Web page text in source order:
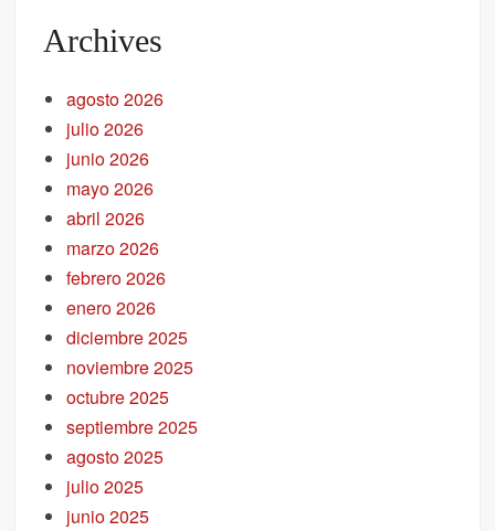
Archives
agosto 2026
julio 2026
junio 2026
mayo 2026
abril 2026
marzo 2026
febrero 2026
enero 2026
diciembre 2025
noviembre 2025
octubre 2025
septiembre 2025
agosto 2025
julio 2025
junio 2025